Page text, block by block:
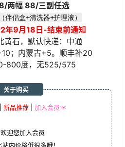
两幅 88/三副任选
伴侣盒+清洗器+护理液）
年9月18日-结束前通知
黄石，默认快递：中通
；内蒙古+5。顺丰补20
800度，无525/575
新品推荐 加入会员☜
关于购买
迎您加入会员
站内价格低很多哦！